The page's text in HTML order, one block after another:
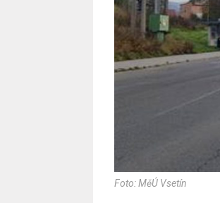
Foto: MěÚ Vsetín